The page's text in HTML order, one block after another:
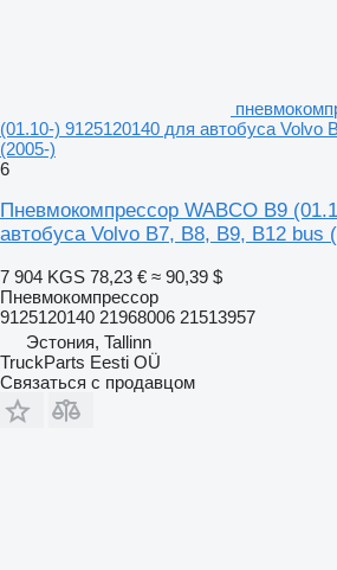
(01.10-) 9125120140 для автобуса Volvo
(2005-)
6
Пневмокомпрессор WABCO B9
автобуса Volvo B7, B8, B9, B12 bus
7 904 KGS 78,23 € ≈ 90,39 $
Пневмокомпрессор
9125120140 21968006 21513957
Эстония, Tallinn
TruckParts Eesti OÜ
Связаться с продавцом